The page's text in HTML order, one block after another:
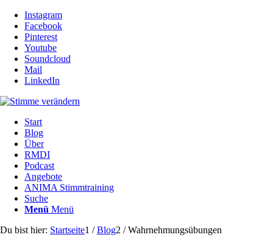
Instagram
Facebook
Pinterest
Youtube
Soundcloud
Mail
LinkedIn
Start
Blog
Über
RMDI
Podcast
Angebote
ANIMA Stimmtraining
Suche
Menü Menü
Du bist hier: Startseite1 / Blog2 / Wahrnehmungsübungen